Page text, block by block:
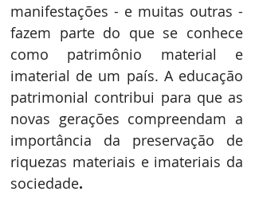
manifestações - e muitas outras -
fazem parte do que se conhece
como patrimônio material e
imaterial de um país. A educação
patrimonial contribui para que as
novas gerações compreendam a
importância da preservação de
riquezas materiais e imateriais da
sociedade.